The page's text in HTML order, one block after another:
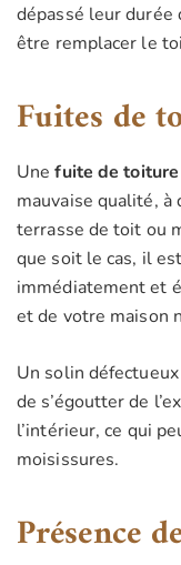
dépassé leur durée
être remplacer le
Fuites de
Unefuite de toiture
mauvaise qualité, à
terrasse de toit ou
que soit le cas, il
immédiatement et
et de votre maison
Un solin
de s’égoutter de
l’intérieur, ce qui
moisissures.
Présence